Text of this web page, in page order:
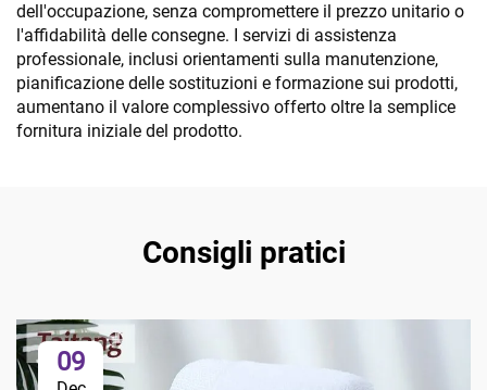
dell'occupazione, senza compromettere il prezzo unitario o
l'affidabilità delle consegne. I servizi di assistenza
professionale, inclusi orientamenti sulla manutenzione,
pianificazione delle sostituzioni e formazione sui prodotti,
aumentano il valore complessivo offerto oltre la semplice
fornitura iniziale del prodotto.
Consigli pratici
09